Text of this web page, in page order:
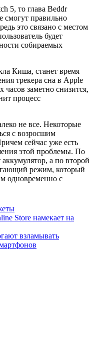
5, то глава Beddr
смогут правильно
это связано с местом
будет
собираемых
Киша, станет время
трекера сна в Apple
заметно снизится,
процесс
не все. Некоторые
с возросшим
сейчас уже есть
этой проблемы. По
а по второй
режим, который
одновременно с
Store намекает на
взламывать